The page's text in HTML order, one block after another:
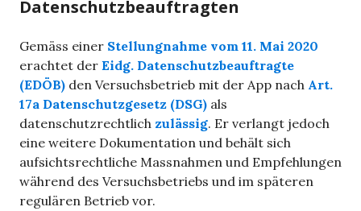
Datenschutzbeauftragten
Gemäss einer Stellungnahme vom 11. Mai 2020
erachtet der Eidg. Datenschutzbeauftragte
(EDÖB) den Versuchsbetrieb mit der App nach Art.
17a Datenschutzgesetz (DSG) als
datenschutzrechtlich zulässig. Er verlangt jedoch
eine weitere Dokumentation und behält sich
aufsichtsrechtliche Massnahmen und Empfehlungen
während des Versuchsbetriebs und im späteren
regulären Betrieb vor.